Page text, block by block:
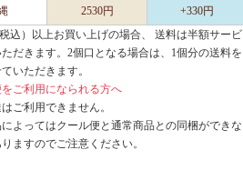
2530円
+330円
込）以上お買い上げの場合、 送料は半額サービ
だきます。2個口となる場合は、1個分の送料を
いただきます。
ご利用になられる方へ
ご利用できません。
によってはクール便と通常商品との同梱ができな
ますのでご注意ください。